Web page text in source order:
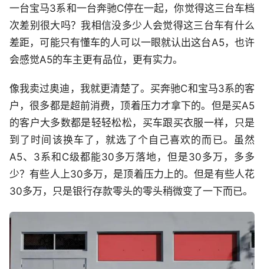
一台宝马3系和一台奔驰C停在一起，你觉得这三台车档
次差别很大吗？我相信没多少人会觉得这三台车有什么
差距，可能只有懂车的人可以一眼就认出这台A5，也许
会感觉A5的车主更有品位，更有实力。
像我卖过奥迪，我就更清楚了。买奔驰C和宝马3系的客
户，很多都是超前消费，顶着压力才拿下的。但是买A5
的客户大多数都是轻轻松松，买车跟买衣服一样，只是
到了时间该换车了，就选了个自己喜欢的而已。虽然
A5、3系和C级都能30多万落地，但是30多万，多多
少？有些人上30多万，是顶着压力上的。但是有些人花
30多万，只是银行存款零头的零头稍微变了一下而已。